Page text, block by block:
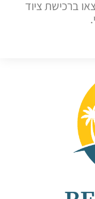
ברכישת ציוד